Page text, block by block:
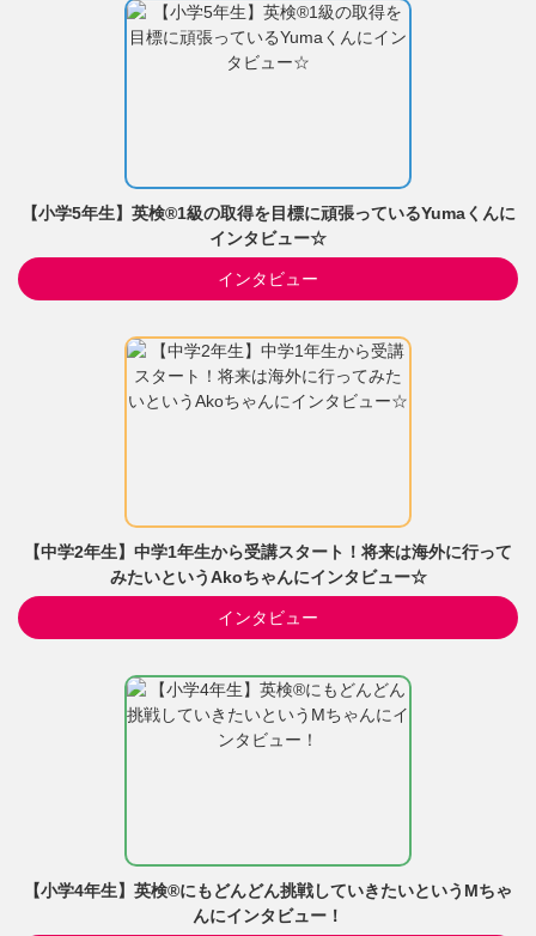
【小学5年生】英検®1級の取得を目標に頑張っているYumaくんに
インタビュー☆
インタビュー
【中学2年生】中学1年生から受講スタート！将来は海外に行って
みたいというAkoちゃんにインタビュー☆
インタビュー
【小学4年生】英検®にもどんどん挑戦していきたいというMちゃ
んにインタビュー！